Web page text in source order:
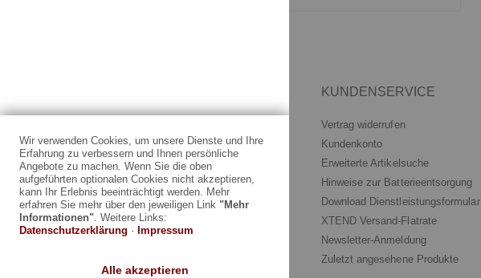
AGB und Kundeninformationen
Widerrufsrecht
Datenschutzerklärung
Zahlung und Versand
KEDO Distributoren
KUNDENSERVICE
Vertrag widerrufen
Kundenkonto
Erweiterte Artikelsuche
Hinweise zur Batterieentsorgung
Download Dienstleistungsformular
XTEND Versand-Flatrate
Newsletter-Anmeldung
Zuletzt angesehene Produkte
Wir verwenden Cookies, um unsere Dienste und Ihre
Erfahrung zu verbessern und Ihnen persönliche
Angebote zu machen. Wenn Sie die oben
aufgeführten optionalen Cookies nicht akzeptieren,
kann Ihr Erlebnis beeinträchtigt werden. Mehr
erfahren Sie mehr über den jeweiligen Link "Mehr
Informationen". Weitere Links:
Datenschutzerklärung · Impressum
Alle akzeptieren